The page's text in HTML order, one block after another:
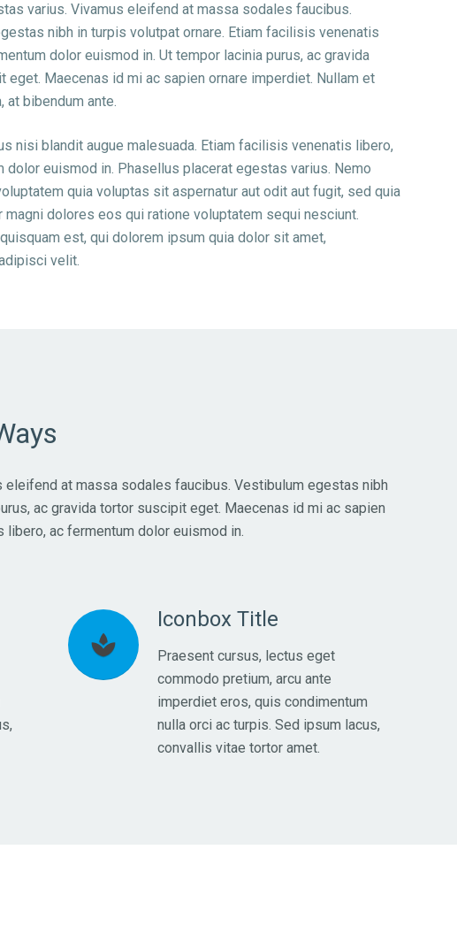
varius. Vivamus eleifend at massa sodales faucibus.
nibh in turpis volutpat ornare. Etiam facilisis venenatis
dolor euismod in. Ut tempor lacinia purus, ac gravida
eget. Maecenas id mi ac sapien ornare imperdiet. Nullam et
at bibendum ante.
nisi blandit augue malesuada. Etiam facilisis venenatis libero,
dolor euismod in. Phasellus placerat egestas varius. Nemo
quia voluptas sit aspernatur aut odit aut fugit, sed quia
magni dolores eos qui ratione voluptatem sequi nesciunt.
est, qui dolorem ipsum quia dolor sit amet,
velit.
at massa sodales faucibus. Vestibulum egestas nibh
ac gravida tortor suscipit eget. Maecenas id mi ac sapien
ac fermentum dolor euismod in.
spa
Iconbox Title
Praesent cursus, lectus eget
commodo pretium, arcu ante
imperdiet eros, quis condimentum
nulla orci ac turpis. Sed ipsum lacus,
convallis vitae tortor amet.